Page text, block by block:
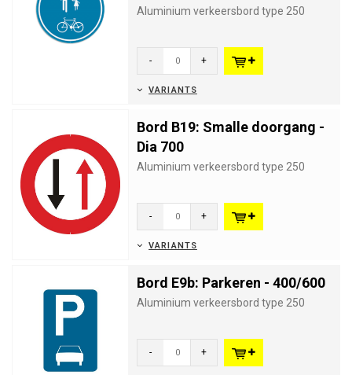
Aluminium verkeersbord type 250
- +
VARIANTS
Bord B19: Smalle doorgang -
Dia 700
Aluminium verkeersbord type 250
- +
VARIANTS
Bord E9b: Parkeren - 400/600
Aluminium verkeersbord type 250
- +